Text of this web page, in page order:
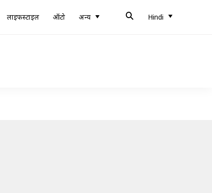
लाइफस्टाइल ऑटो अन्य Hindi